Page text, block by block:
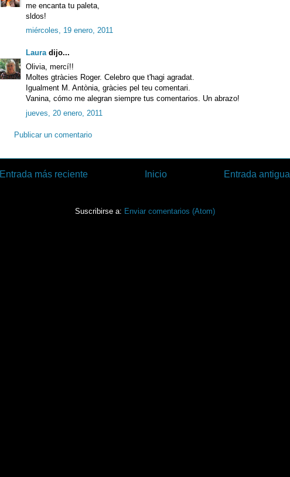
me encanta tu paleta,
sldos!
miércoles, 19 enero, 2011
Laura dijo...
Olivia, mercí!!
Moltes gtràcies Roger. Celebro que t'hagi agradat.
Igualment M. Antònia, gràcies pel teu comentari.
Vanina, cómo me alegran siempre tus comentarios. Un abrazo!
jueves, 20 enero, 2011
Publicar un comentario
Entrada más reciente Entrada antigua
Inicio
Suscribirse a: Enviar comentarios (Atom)